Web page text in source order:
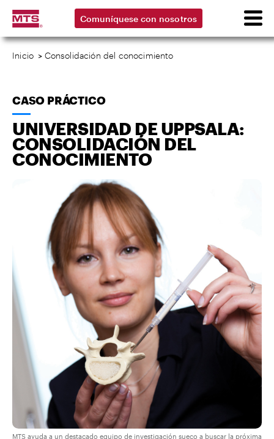
Comuníquese con nosotros
Inicio > Consolidación del conocimiento
CASO PRÁCTICO
UNIVERSIDAD DE UPPSALA:
CONSOLIDACIÓN DEL
CONOCIMIENTO
MTS ayuda a un destacado equipo de investigación sueco a buscar la próxima